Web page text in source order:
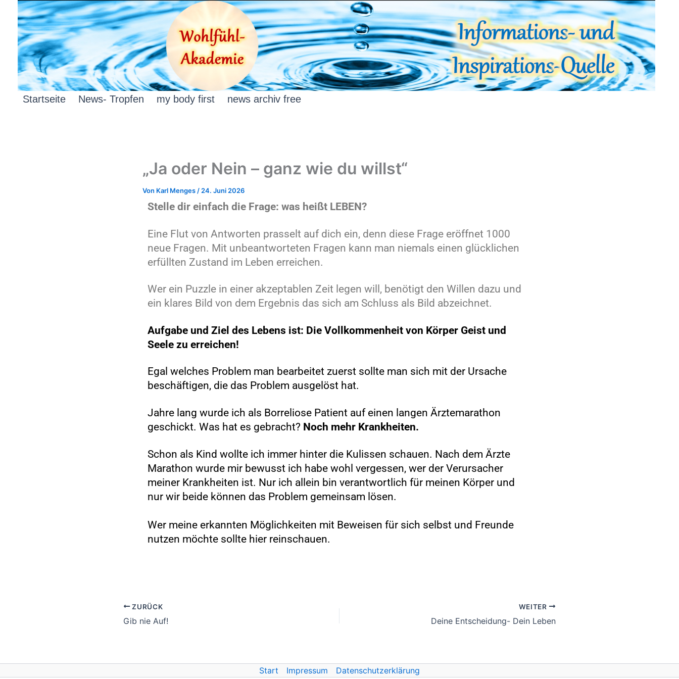
Inhalt
springen
Startseite News- Tropfen my body first news archiv free
„Ja oder Nein – ganz wie du willst“
Von Karl Menges / 24. Juni 2026
Stelle dir einfach die Frage: was heißt LEBEN?
Eine Flut von Antworten prasselt auf dich ein, denn diese Frage eröffnet 1000
neue Fragen. Mit unbeantworteten Fragen kann man niemals einen glücklichen
erfüllten Zustand im Leben erreichen.
Wer ein Puzzle in einer akzeptablen Zeit legen will, benötigt den Willen dazu und
ein klares Bild von dem Ergebnis das sich am Schluss als Bild abzeichnet.
Aufgabe und Ziel des Lebens ist: Die Vollkommenheit von Körper Geist und
Seele zu erreichen!
Egal welches Problem man bearbeitet zuerst sollte man sich mit der Ursache
beschäftigen, die das Problem ausgelöst hat.
Jahre lang wurde ich als Borreliose Patient auf einen langen Ärztemarathon
geschickt. Was hat es gebracht? Noch mehr Krankheiten.
Schon als Kind wollte ich immer hinter die Kulissen schauen. Nach dem Ärzte
Marathon wurde mir bewusst ich habe wohl vergessen, wer der Verursacher
meiner Krankheiten ist. Nur ich allein bin verantwortlich für meinen Körper und
nur wir beide können das Problem gemeinsam lösen.
Wer meine erkannten Möglichkeiten mit Beweisen für sich selbst und Freunde
nutzen möchte sollte hier reinschauen.
ZURÜCK
Gib nie Auf!
WEITER
Deine Entscheidung- Dein Leben
Start Impressum Datenschutzerklärung